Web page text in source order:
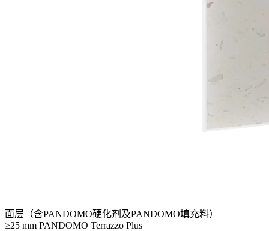
面层（含PANDOMO硬化剂及PANDOMO填充料）
≥25 mm PANDOMO Terrazzo Plus